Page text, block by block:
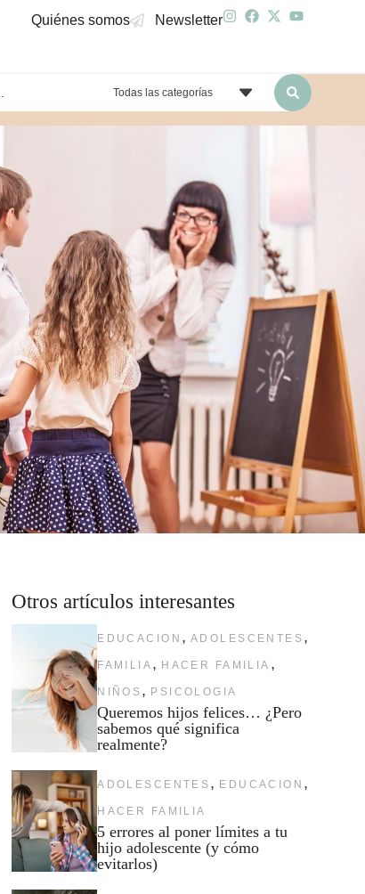
Quiénes somos Newsletter
Todas las categorías
Otros artículos interesantes
EDUCACION , ADOLESCENTES ,
FAMILIA , HACER FAMILIA ,
NIÑOS , PSICOLOGIA
Queremos hijos felices… ¿Pero
sabemos qué significa
realmente?
ADOLESCENTES , EDUCACION ,
HACER FAMILIA
5 errores al poner límites a tu
hijo adolescente (y cómo
evitarlos)